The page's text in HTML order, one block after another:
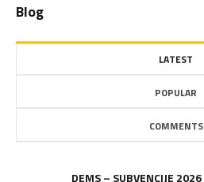
Blog
LATEST
POPULAR
COMMENTS
DEMS – SUBVENCIJE 2026